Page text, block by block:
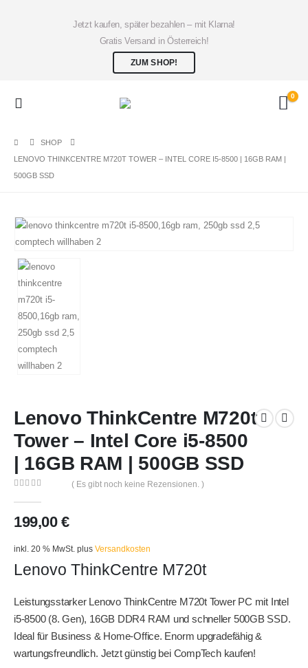
Jetzt kaufen, später bezahlen – mit Klarna!
Gratis Versand in Österreich!
ZUM SHOP!
0
SHOP
LENOVO THINKCENTRE M720T TOWER – INTEL CORE I5-8500 | 16GB RAM |
500GB SSD
Lenovo ThinkCentre M720t
Tower – Intel Core i5-8500
| 16GB RAM | 500GB SSD
( Es gibt noch keine Rezensionen. )
199,00 €
inkl. 20 % MwSt. plus Versandkosten
Lenovo ThinkCentre M720t
Leistungsstarker Lenovo ThinkCentre M720t Tower PC mit Intel
i5-8500 (8. Gen), 16GB DDR4 RAM und schneller 500GB SSD.
Ideal für Business & Home-Office. Enorm upgradefähig &
wartungsfreundlich. Jetzt günstig bei CompTech kaufen!